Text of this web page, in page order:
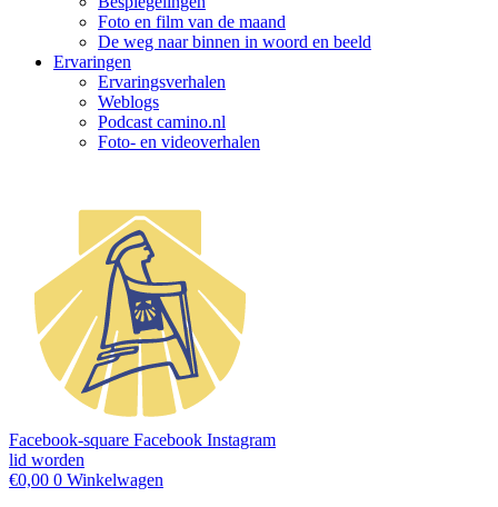
Foto en film van de maand
De weg naar binnen in woord en beeld
Ervaringen
Ervaringsverhalen
Weblogs
Podcast camino.nl
Foto- en videoverhalen
Facebook-square Facebook Instagram
lid worden
€0,00 0 Winkelwagen